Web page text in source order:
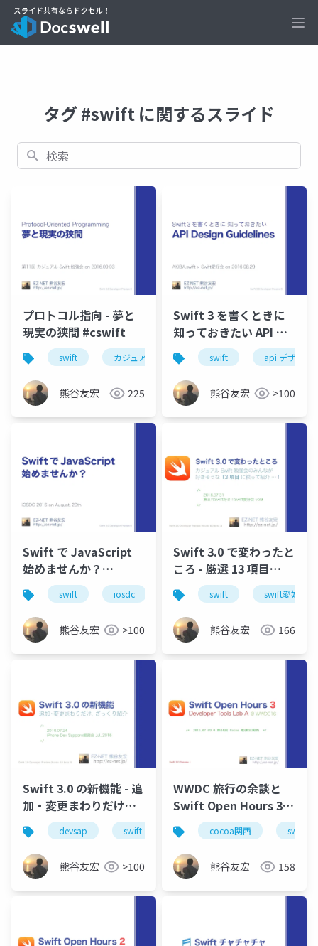
タグ #swift に関するスライド
検索
プロトコル指向 - 夢と
現実の狭間 #cswift
swift カジュアルswift勉強会 プロトコル指向
熊谷友宏 225
Swift 3 を書くときに
知っておきたい API デ
ザインガイドライン
#love_swift
#akibaswift
swift api デザイン
熊谷友宏 >100
Swift で JavaScript
始めませんか？
#iOSDCswift iosdc javascript javascriptcore
熊谷友宏 >100
Swift 3.0 で変わったと
ころ - 厳選 13 項目
#love_swift #cswift
swift swift愛好会
熊谷友宏 166
Swift 3.0 の新機能 - 追
加・変更まわりだけ、
ざっくり紹介 2
#devsap
devsap swift
熊谷友宏 >100
WWDC 旅行の余談と
Swift Open Hours 3 -
Swift ラボで聞いてき
た話 #cocoa_kansai
cocoa関西 swift
熊谷友宏 158